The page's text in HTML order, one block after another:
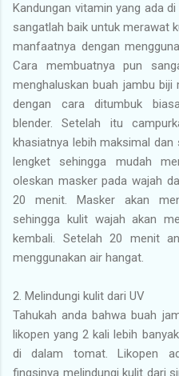
Kandungan vitamin yang ada
sangatlah baik untuk merawat
manfaatnya dengan
Cara membuatnya pun
menghaluskan buah jambu
dengan cara ditumbuk
blender. Setelah itu
khasiatnya lebih maksimal
lengket sehingga mudah
oleskan masker pada wajah
20 menit. Masker akan
sehingga kulit wajah akan
kembali. Setelah 20 menit
menggunakan air hangat.
2. Melindungi kulit dari UV
Tahukah anda bahwa buah
likopen yang 2 kali lebih
di dalam tomat. Likopen
fingsinya melindungi kulit dari